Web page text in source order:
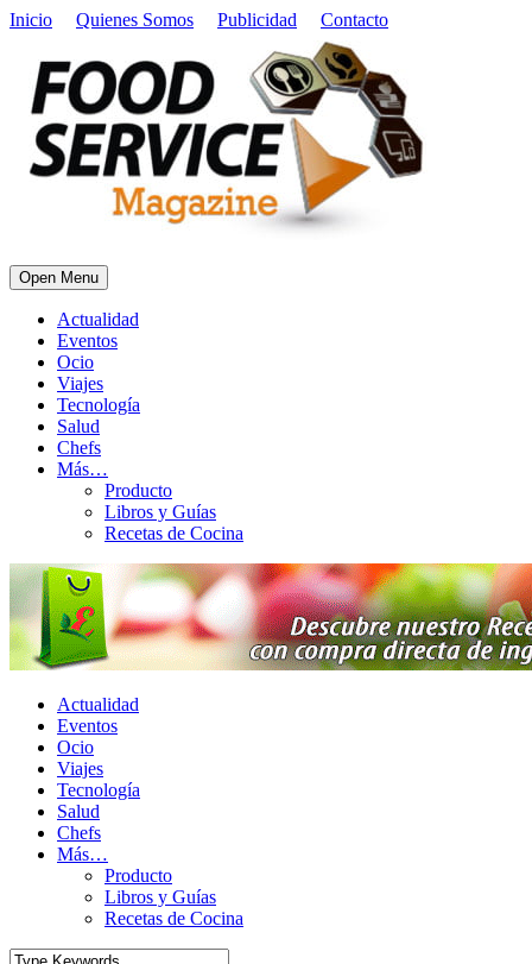
Inicio Quienes Somos Publicidad Contacto
Open Menu
Actualidad
Eventos
Ocio
Viajes
Tecnología
Salud
Chefs
Más…
Producto
Libros y Guías
Recetas de Cocina
Actualidad
Eventos
Ocio
Viajes
Tecnología
Salud
Chefs
Más…
Producto
Libros y Guías
Recetas de Cocina